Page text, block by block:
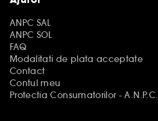
ANPC SAL
ANPC SOL
FAQ
Modalitati de plata acceptate
Contact
Contul meu
Protectia Consumatorilor - A.N.P.C.